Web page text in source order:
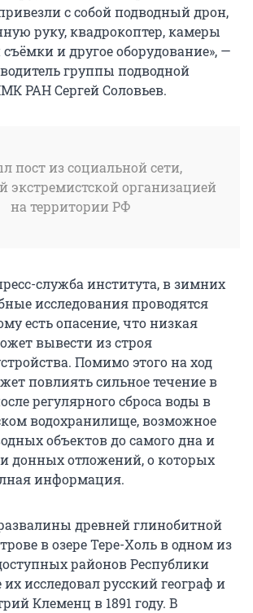
с собой подводный дрон,
руку, квадрокоптер, камеры
и другое оборудование», —
группы подводной
РАН Сергей Соловьев.
пост из социальной сети,
экстремистской организацией
на территории РФ
служба института, в зимних
исследования проводятся
есть опасение, что низкая
вывести из строя
Помимо этого на ход
повлиять сильное течение в
регулярного сброса воды в
водохранилище, возможное
объектов до самого дна и
донных отложений, о которых
информация.
древней глинобитной
в озере Тере-Холь в одном из
районов Республики
исследовал русский географ и
Клеменц в 1891 году. В